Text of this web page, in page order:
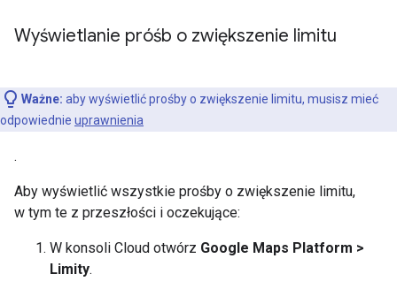
Wyświetlanie próśb o zwiększenie limitu
Ważne: aby wyświetlić prośby o zwiększenie limitu, musisz mieć
odpowiednie uprawnienia
.
Aby wyświetlić wszystkie prośby o zwiększenie limitu,
w tym te z przeszłości i oczekujące:
W konsoli Cloud otwórz Google Maps Platform >
Limity.